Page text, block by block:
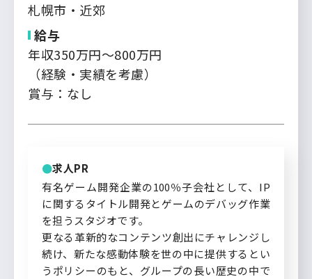
札幌市・近郊
給与
年収350万円～800万円
（経験・実績を考慮）
賞与：なし
求人PR
有名ゲーム開発企業の100％子会社として、IP
に関するタイトル開発とゲームのデバッグ作業
を担うスタジオです。
更なる革新的なコンテンツ創出にチャレンジし
続け、新たな感動体験を世の中に提供するとい
うポリシーのもと、グループの長い歴史の中で